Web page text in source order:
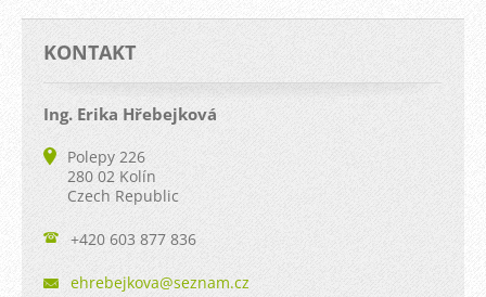
KONTAKT
Ing. Erika Hřebejková
Polepy 226
280 02 Kolín
Czech Republic
+420 603 877 836
ehrebejkova@seznam.cz